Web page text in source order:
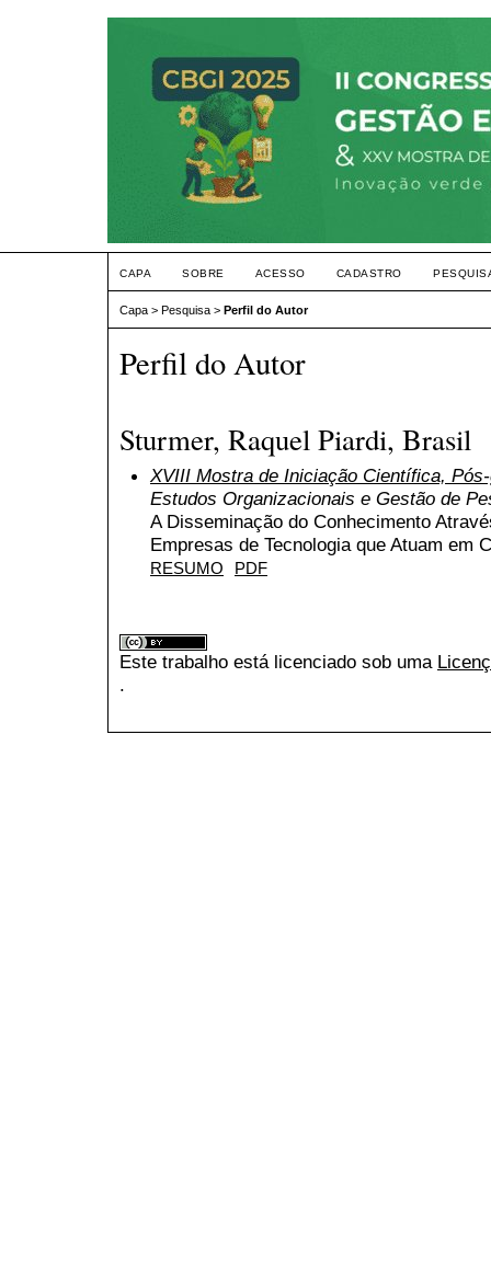
CAPA SOBRE ACESSO CADASTRO
Capa > Pesquisa > Perfil do Autor
Perfil do Autor
Sturmer, Raquel Piardi, Brasil
XVIII Mostra de Iniciação Científica,
Estudos Organizacionais e Gestão de
A Disseminação do Conhecimento
Empresas de Tecnologia que Atuam em
RESUMO PDF
Este trabalho está licenciado sob uma
.